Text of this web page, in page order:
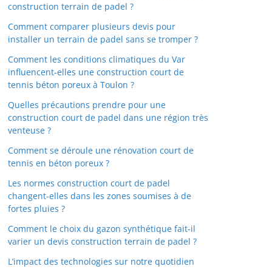
construction terrain de padel ?
Comment comparer plusieurs devis pour
installer un terrain de padel sans se tromper ?
Comment les conditions climatiques du Var
influencent-elles une construction court de
tennis béton poreux à Toulon ?
Quelles précautions prendre pour une
construction court de padel dans une région très
venteuse ?
Comment se déroule une rénovation court de
tennis en béton poreux ?
Les normes construction court de padel
changent-elles dans les zones soumises à de
fortes pluies ?
Comment le choix du gazon synthétique fait-il
varier un devis construction terrain de padel ?
L’impact des technologies sur notre quotidien